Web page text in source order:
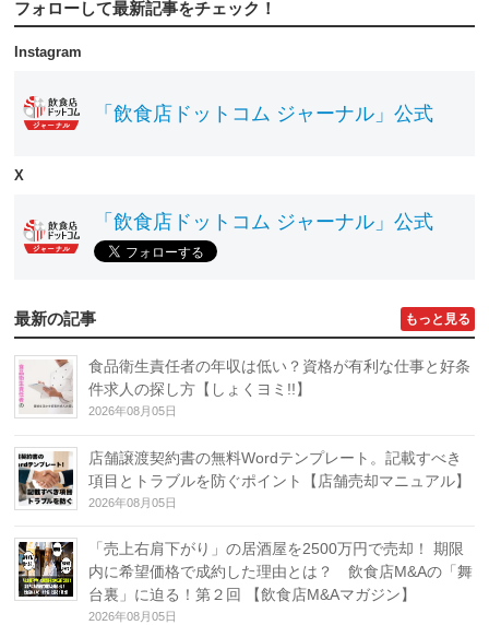
フォローして最新記事をチェック！
Instagram
「飲食店ドットコム ジャーナル」公式
X
「飲食店ドットコム ジャーナル」公式
最新の記事 もっと見る
食品衛生責任者の年収は低い？資格が有利な仕事と好条
件求人の探し方【しょくヨミ!!】
2026年08月05日
店舗譲渡契約書の無料Wordテンプレート。記載すべき
項目とトラブルを防ぐポイント【店舗売却マニュアル】
2026年08月05日
「売上右肩下がり」の居酒屋を2500万円で売却！ 期限
内に希望価格で成約した理由とは？ 飲食店M&Aの「舞
台裏」に迫る！第２回 【飲食店M&Aマガジン】
2026年08月05日